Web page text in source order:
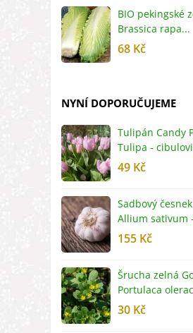
BIO pekingské
Brassica rapa...
68 Kč
NYNÍ DOPORUČUJEME
Tulipán Candy
Tulipa -
49 Kč
Sadbový
Allium sativum
155 Kč
Šrucha zelná
Portulaca
30 Kč